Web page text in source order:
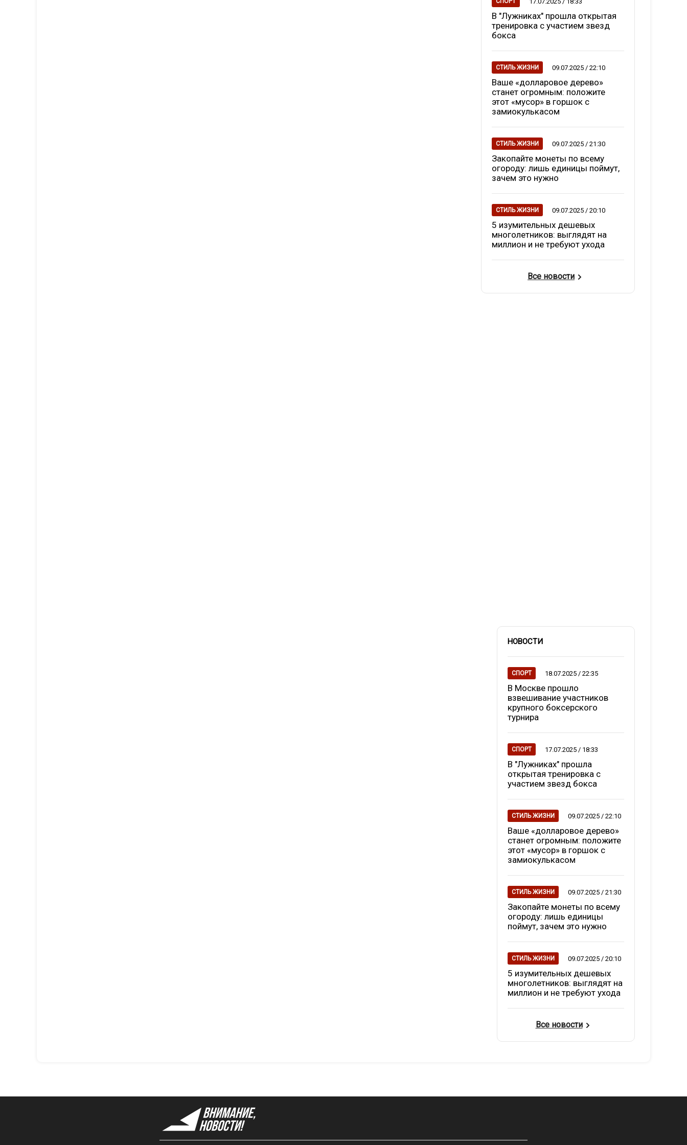
В "Лужниках" прошла открытая
тренировка с участием звезд
бокса
СТИЛЬ ЖИЗНИ 09.07.2025 / 22:10
Ваше «долларовое дерево»
станет огромным: положите
этот «мусор» в горшок с
замиокулькасом
СТИЛЬ ЖИЗНИ 09.07.2025 / 21:30
Закопайте монеты по всему
огороду: лишь единицы поймут,
зачем это нужно
СТИЛЬ ЖИЗНИ 09.07.2025 / 20:10
5 изумительных дешевых
многолетников: выглядят на
миллион и не требуют ухода
Все новости
НОВОСТИ
СПОРТ 18.07.2025 / 22:35
В Москве прошло
взвешивание участников
крупного боксерского
турнира
СПОРТ 17.07.2025 / 18:33
В "Лужниках" прошла
открытая тренировка с
участием звезд бокса
СТИЛЬ ЖИЗНИ 09.07.2025 / 22:10
Ваше «долларовое дерево»
станет огромным: положите
этот «мусор» в горшок с
замиокулькасом
СТИЛЬ ЖИЗНИ 09.07.2025 / 21:30
Закопайте монеты по всему
огороду: лишь единицы
поймут, зачем это нужно
СТИЛЬ ЖИЗНИ 09.07.2025 / 20:10
5 изумительных дешевых
многолетников: выглядят на
миллион и не требуют ухода
Все новости